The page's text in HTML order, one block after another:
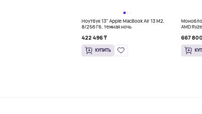
Ноутбук 13" Apple MacBook Air 13 M2,
8/256 Гб, темная ночь
422 496 ₸
КУПИТЬ
AMD
667